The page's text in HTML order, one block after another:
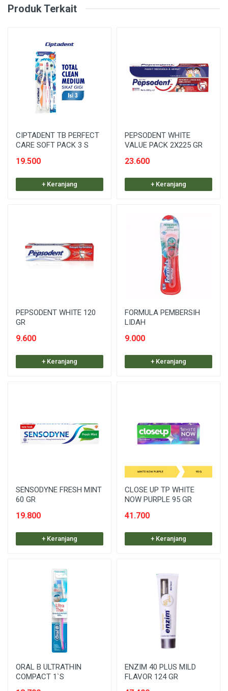
Produk Terkait
CIPTADENT TB PERFECT
CARE SOFT PACK 3 S
19.500
+ Keranjang
PEPSODENT WHITE
VALUE PACK 2X225 GR
23.600
+ Keranjang
PEPSODENT WHITE 120
GR
9.600
+ Keranjang
FORMULA PEMBERSIH
LIDAH
9.000
+ Keranjang
SENSODYNE FRESH MINT
60 GR
19.800
+ Keranjang
CLOSE UP TP WHITE
NOW PURPLE 95 GR
41.700
+ Keranjang
ORAL B ULTRATHIN
COMPACT 1`S
ENZIM 40 PLUS MILD
FLAVOR 124 GR